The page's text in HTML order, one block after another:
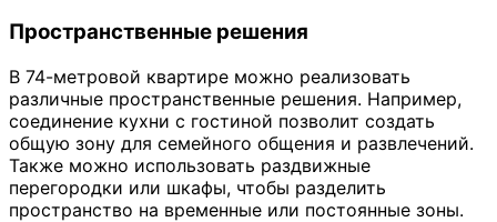
Пространственные решения
В 74-метровой квартире можно реализовать
различные пространственные решения. Например,
соединение кухни с гостиной позволит создать
общую зону для семейного общения и развлечений.
Также можно использовать раздвижные
перегородки или шкафы, чтобы разделить
пространство на временные или постоянные зоны.